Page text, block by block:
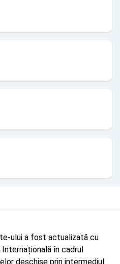
ului a fost actualizată cu
în cadrul
deschise prin intermediul